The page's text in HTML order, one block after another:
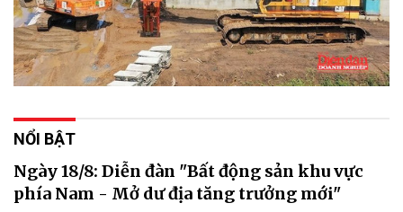
NỔI BẬT
Ngày 18/8: Diễn đàn "Bất động sản khu vực
phía Nam - Mở dư địa tăng trưởng mới"